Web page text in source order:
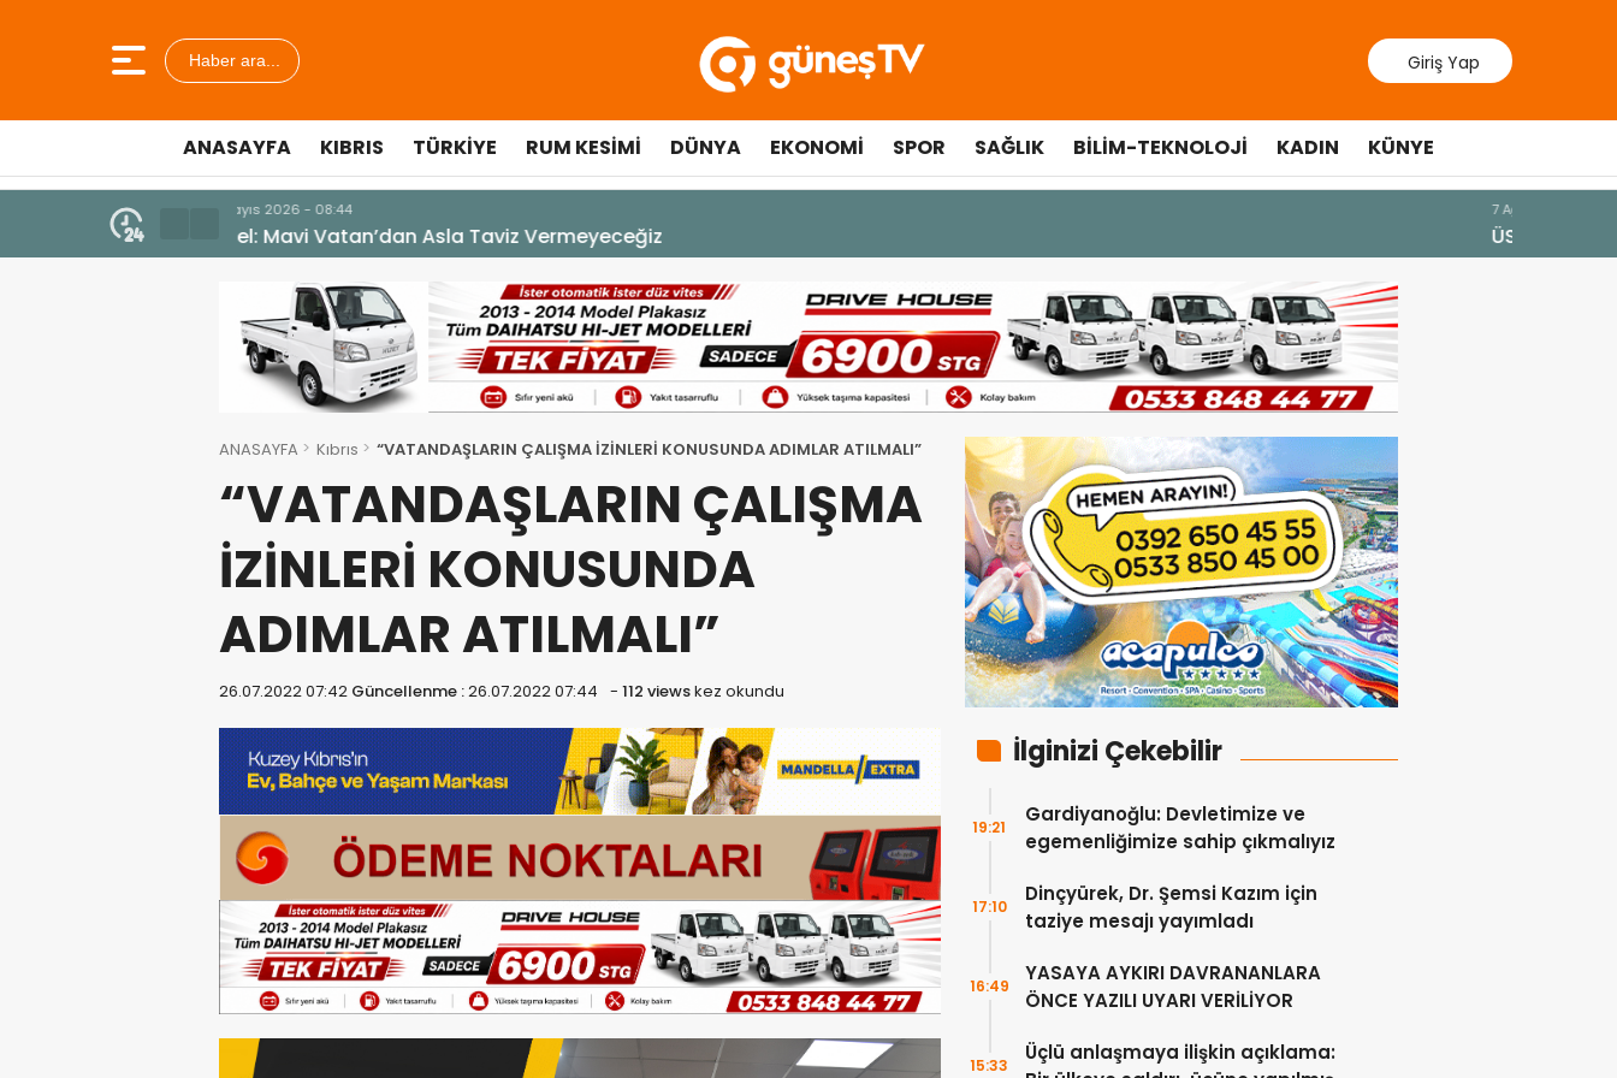
Haber ara... Giriş Yap
ANASAYFA KIBRIS TÜRKIYE RUM KESIMI DÜNYA EKONOMI SPOR SAĞLIK BILIM-TEKNOLOJI KADIN KÜNYE
7 Ağustos 2026 - 12:36
ÜSTEL: “ERENKÖY RUHU SONSUZA DEK YAŞAYACAK”
ANASAYFA Kıbrıs “VATANDAŞLARIN ÇALIŞMA İZİNLERİ KONUSUNDA ADIMLAR ATILMALI”
“VATANDAŞLARIN ÇALIŞMA
İZİNLERİ KONUSUNDA
ADIMLAR ATILMALI”
26.07.2022 07:42 Güncellenme :26.07.2022 07:44 - 112 viewskez okundu
İlginizi Çekebilir
Gardiyanoğlu: Devletimize ve
egemenliğimize sahip çıkmalıyız
19:21
Dinçyürek, Dr. Şemsi Kazım için
taziye mesajı yayımladı
17:10
YASAYA AYKIRI DAVRANANLARA
ÖNCE YAZILI UYARI VERİLİYOR
16:49
Üçlü anlaşmaya ilişkin açıklama:
15:33